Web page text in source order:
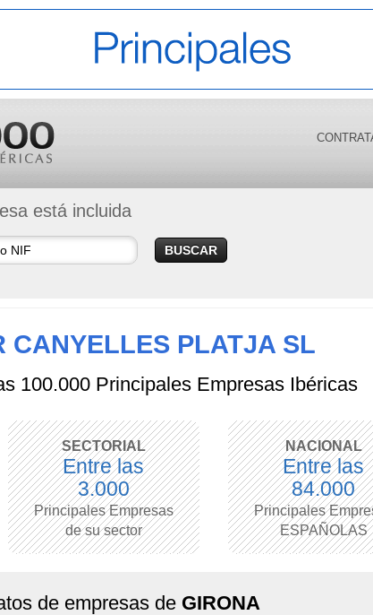
está incluida
BUSCAR
CANYELLES PLATJA SL
100.000 Principales Empresas Ibéricas
SECTORIAL
Entre las
3.000
Principales Empresas
de su sector
NACIONAL
Entre las
84.000
Principales
ESPAÑOLAS
de empresas de GIRONA